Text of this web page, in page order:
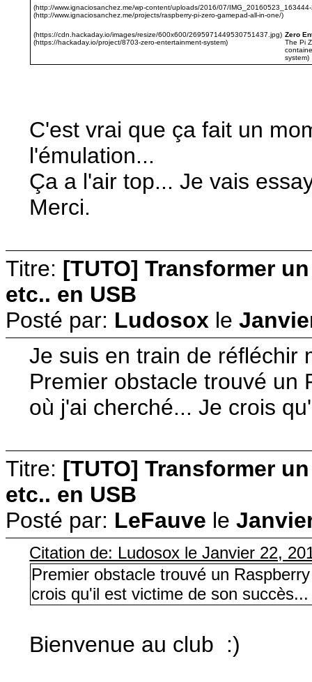
(http://www.ignaciosanchez.me/wp-content/uploads/2016/07/
(http://www.ignaciosanchez.me/projects/raspberry-pi-zero-gamepad-all-in-one/)
(https://cdn.hackaday.io/images/resize/600x600/2695971449530751437.jpg)
(https://hackaday.io/project/8703-zero-entertainment-system)
Zero
The Pi
system)
C'est vrai que ça fait un
l'émulation...
Ça a l'air top... Je vais
Merci.
Titre: [TUTO] Transformer
etc.. en USB
Posté par: Ludosox le
Je suis en train de réfléchir
Premier obstacle trouvé
où j'ai cherché... Je crois
Titre: [TUTO] Transformer
etc.. en USB
Posté par: LeFauve le
Citation de: Ludosox le Janvier 22,
Premier obstacle trouvé un
crois qu'il est victime de son succès...
Bienvenue au club :)